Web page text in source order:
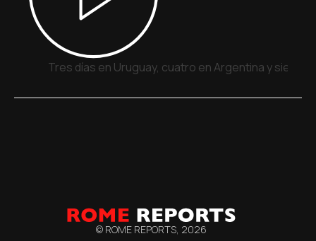
Tres días en Uruguay, cuatro en Argentina y siete
© ROME REPORTS, 2026